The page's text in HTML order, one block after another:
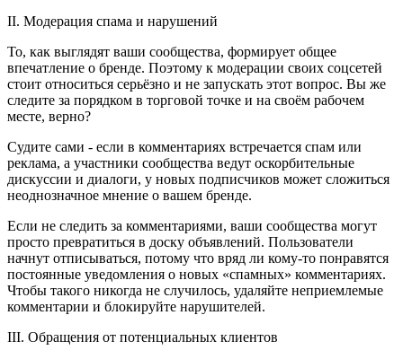
II. Модерация спама и нарушений
То, как выглядят ваши сообщества, формирует общее
впечатление о бренде. Поэтому к модерации своих соцсетей
стоит относиться серьёзно и не запускать этот вопрос. Вы же
следите за порядком в торговой точке и на своём рабочем
месте, верно?
Судите сами - если в комментариях встречается спам или
реклама, а участники сообщества ведут оскорбительные
дискуссии и диалоги, у новых подписчиков может сложиться
неоднозначное мнение о вашем бренде.
Если не следить за комментариями, ваши сообщества могут
просто превратиться в доску объявлений. Пользователи
начнут отписываться, потому что вряд ли кому-то понравятся
постоянные уведомления о новых «спамных» комментариях.
Чтобы такого никогда не случилось, удаляйте неприемлемые
комментарии и блокируйте нарушителей.
III. Обращения от потенциальных клиентов